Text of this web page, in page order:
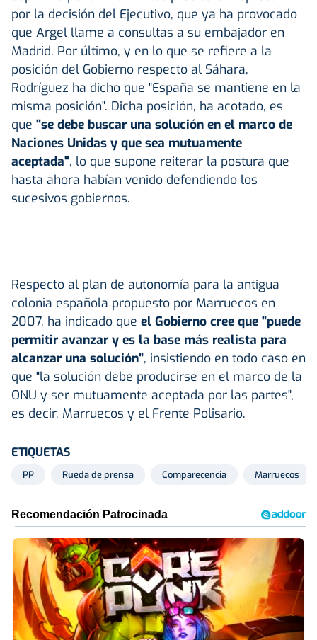
por la decisión del Ejecutivo, que ya ha provocado
que Argel llame a consultas a su embajador en
Madrid. Por último, y en lo que se refiere a la
posición del Gobierno respecto al Sáhara,
Rodríguez ha dicho que "España se mantiene en la
misma posición". Dicha posición, ha acotado, es
que "se debe buscar una solución en el marco de
Naciones Unidas y que sea mutuamente
aceptada", lo que supone reiterar la postura que
hasta ahora habían venido defendiendo los
sucesivos gobiernos.
Respecto al plan de autonomía para la antigua
colonia española propuesto por Marruecos en
2007, ha indicado que el Gobierno cree que "puede
permitir avanzar y es la base más realista para
alcanzar una solución", insistiendo en todo caso en
que "la solución debe producirse en el marco de la
ONU y ser mutuamente aceptada por las partes",
es decir, Marruecos y el Frente Polisario.
ETIQUETAS
PP Rueda de prensa Comparecencia Marruecos